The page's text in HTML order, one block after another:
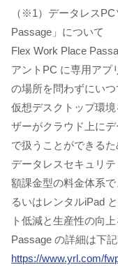
（※1）データレス
Passage」について
Flex Work Place
アントPC に専用アプ
の場所を問わずにい
仮想デスクトップ環
ザーがクラウド上に
で扱うことができる
データレスセキュリ
額課金型の料金体系
るいはレンタルiPad
ト低減と生産性の向
Passage の詳細は下
https://www.yrl.com/